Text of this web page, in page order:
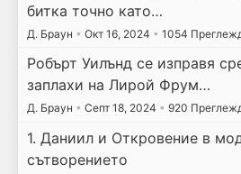
битка точно като…
Д. Браун • Окт 16, 2024 • 1054
Робърт Уилънд се изправя
заплахи на Лирой Фрум…
Д. Браун • Септ 18, 2024 • 920
1. Даниил и Откровение в
сътворението